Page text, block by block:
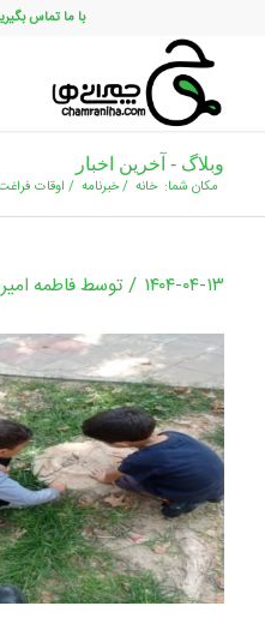
با ما تماس بگیرید:
وبلاگ - آخرین اخبار
مکان شما: خانه /خبرنامه / اوقات
۱۴۰۴-۰۴-۱۳ / توسطفاطمه